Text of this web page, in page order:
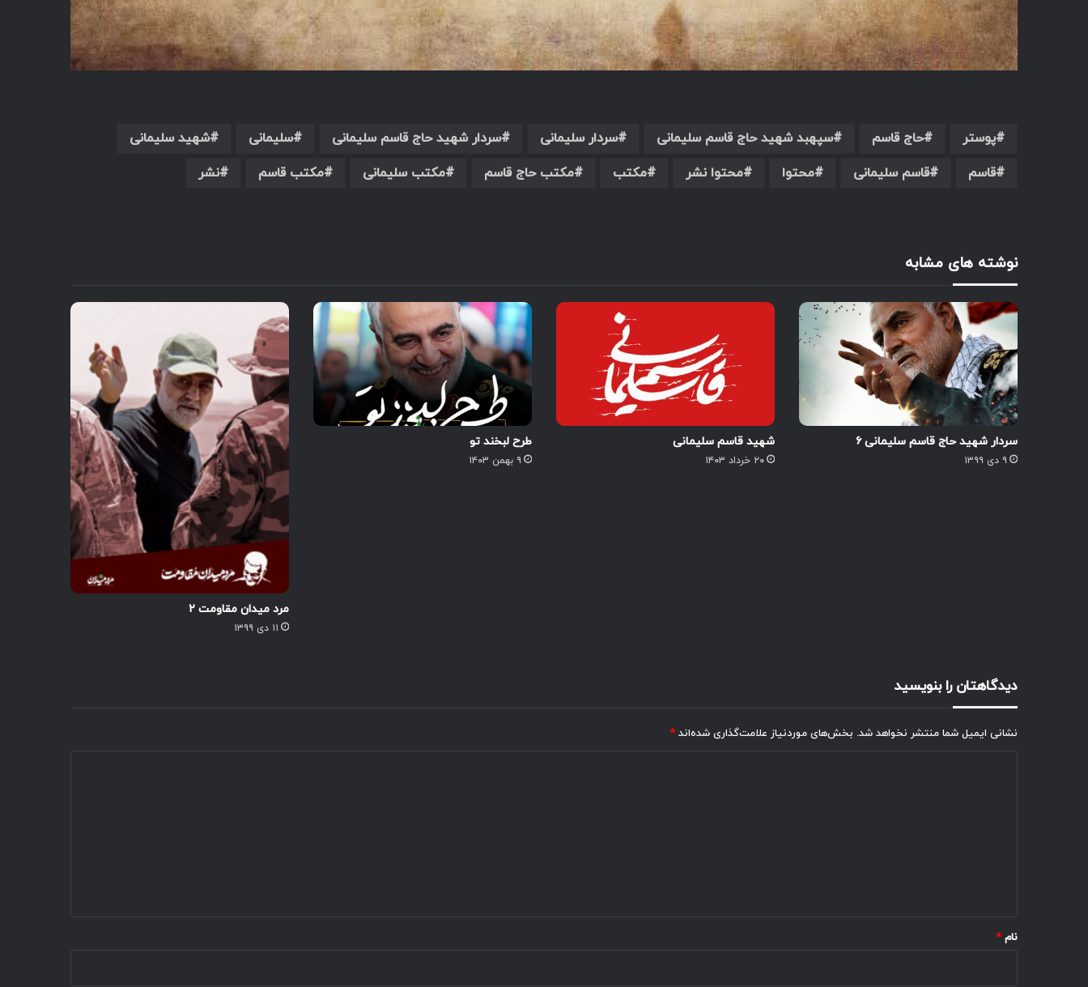
پوستر حاج قاسم سپهبد شهید حاج قاسم سلیمانی سردار سلیمانی سردار شهید حاج قاسم سلیمانی سلیمانی
شهید سلیمانی
قاسم
قاسم سلیمانی محتوا محتوا نشر مکتب مکتب حاج قاسم مکتب سلیمانی مکتب قاسم نشر
نوشته های مشابه
سردار شهید حاج قاسم سلیمانی ۶
۹ دی ۱۳۹۹
شهید قاسم سلیمانی
۲۰ خرداد ۱۴۰۳
طرح لبخند تو
۹ بهمن ۱۴۰۳
مرد میدان مقاومت ۲
۱۱ دی ۱۳۹۹
دیدگاهتان را بنویسید
نشانی ایمیل شما منتشر نخواهد شد. بخش‌های موردنیاز علامت‌گذاری شده‌اند *
نام *